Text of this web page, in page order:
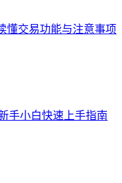
懂交易功能与注意事项
手小白快速上手指南